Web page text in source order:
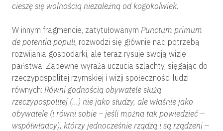
cieszę się wolnością niezależną od kogokolwiek.
W innym fragmencie, zatytułowanym Punctum primum
de potentia populi, rozwodzi się głównie nad potrzebą
rozwijania gospodarki, ale teraz rysuje swoją wizję
państwa. Zapewne wyraża uczucia szlachty, sięgając do
rzeczypospolitej rzymskiej i wizji społeczności ludzi
równych: Równi godnością obywatele służą
rzeczypospolitej (…) nie jako słudzy, ale właśnie jako
obywatele (i równi sobie – jeśli można tak powiedzieć –
współwładcy), którzy jednocześnie rządzą i są rządzeni –